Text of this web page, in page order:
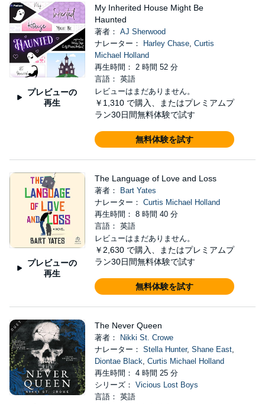
プレビューの
再生
My Inherited House Might Be
Haunted
著者： AJ Sherwood
ナレーター：
Harley Chase, Curtis
Michael Holland
再生時間： 2 時間 52 分
言語： 英語
レビューはまだありません。
￥1,310 で購入、またはプレミアムプ
ラン30日間無料体験で試す
無料体験を試す
プレビューの
再生
The Language of Love and Loss
著者：
Bart Yates
ナレーター： Curtis Michael Holland
再生時間： 8 時間 40 分
言語： 英語
レビューはまだありません。
￥2,630 で購入、またはプレミアムプ
ラン30日間無料体験で試す
無料体験を試す
The Never Queen
著者：
Nikki St. Crowe
ナレーター： Stella Hunter, Shane East,
Diontae Black, Curtis Michael Holland
再生時間： 4 時間 25 分
シリーズ： Vicious Lost Boys
言語： 英語